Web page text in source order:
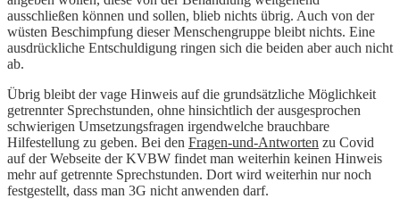
ausschließen können und sollen, blieb nichts übrig. Auch von der
wüsten Beschimpfung dieser Menschengruppe bleibt nichts. Eine
ausdrückliche Entschuldigung ringen sich die beiden aber auch nicht
ab.
Übrig bleibt der vage Hinweis auf die grundsätzliche Möglichkeit
getrennter Sprechstunden, ohne hinsichtlich der ausgesprochen
schwierigen Umsetzungsfragen irgendwelche brauchbare
Hilfestellung zu geben. Bei den Fragen-und-Antworten zu Covid
auf der Webseite der KVBW findet man weiterhin keinen Hinweis
mehr auf getrennte Sprechstunden. Dort wird weiterhin nur noch
festgestellt, dass man 3G nicht anwenden darf.